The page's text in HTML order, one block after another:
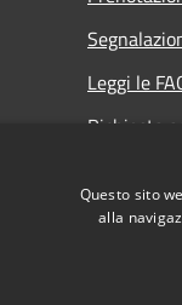
Leggi le
Richiesta
Questo sito
alla